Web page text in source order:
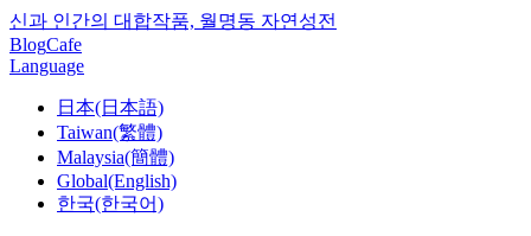
신과 인간의 대합작품, 월명동 자연성전
BlogCafe
Language
日本(日本語)
Taiwan(繁體)
Malaysia(簡體)
Global(English)
한국(한국어)